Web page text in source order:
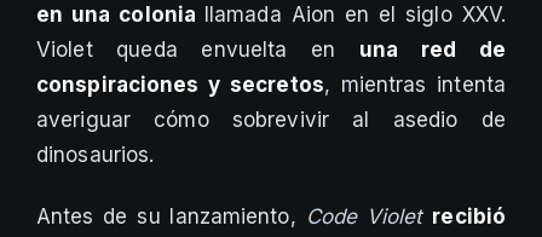
en una colonia llamada Aion en el siglo XXV.
Violet queda envuelta en una red de
conspiraciones y secretos, mientras intenta
averiguar cómo sobrevivir al asedio de
dinosaurios.
Antes de su lanzamiento, Code Violet recibió